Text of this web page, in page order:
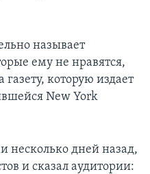
называет
ему не нравятся,
которую издает
New York
несколько дней назад,
и сказал аудитории: